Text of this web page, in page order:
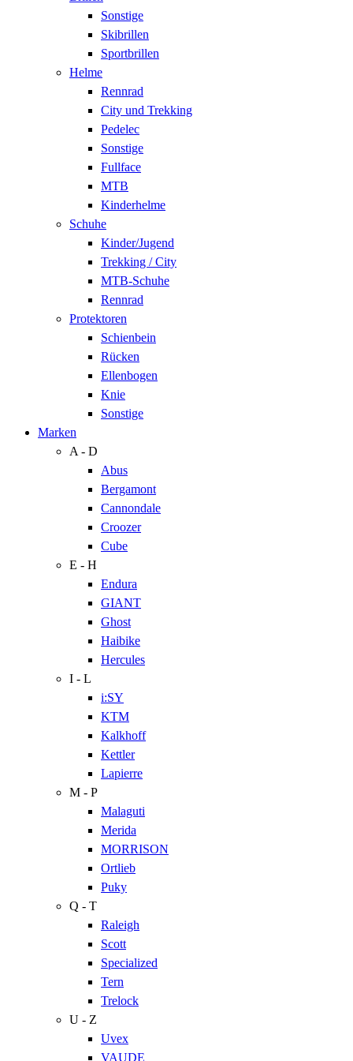
Sonstige
Skibrillen
Sportbrillen
Helme
Rennrad
City und Trekking
Pedelec
Sonstige
Fullface
MTB
Kinderhelme
Schuhe
Kinder/Jugend
Trekking / City
MTB-Schuhe
Rennrad
Protektoren
Schienbein
Rücken
Ellenbogen
Knie
Sonstige
Marken
A - D
Abus
Bergamont
Cannondale
Croozer
Cube
E - H
Endura
GIANT
Ghost
Haibike
Hercules
I - L
i:SY
KTM
Kalkhoff
Kettler
Lapierre
M - P
Malaguti
Merida
MORRISON
Ortlieb
Puky
Q - T
Raleigh
Scott
Specialized
Tern
Trelock
U - Z
Uvex
VAUDE